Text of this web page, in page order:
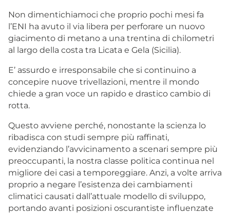
Non dimentichiamoci che proprio pochi mesi fa
l’ENI ha avuto il via libera per perforare un nuovo
giacimento di metano a una trentina di chilometri
al largo della costa tra Licata e Gela (Sicilia).
E’ assurdo e irresponsabile che si continuino a
concepire nuove trivellazioni, mentre il mondo
chiede a gran voce un rapido e drastico cambio di
rotta.
Questo avviene perché, nonostante la scienza lo
ribadisca con studi sempre più raffinati,
evidenziando l’avvicinamento a scenari sempre più
preoccupanti, la nostra classe politica continua nel
migliore dei casi a temporeggiare. Anzi, a volte arriva
proprio a negare l’esistenza dei cambiamenti
climatici causati dall’attuale modello di sviluppo,
portando avanti posizioni oscurantiste influenzate